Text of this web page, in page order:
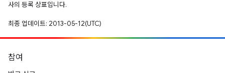
사의 등록 상표입니다.
최종 업데이트: 2013-05-12(UTC)
참여